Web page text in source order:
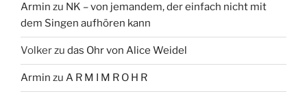
Armin zu NK – von jemandem, der einfach nicht mit
dem Singen aufhören kann
Volkerzu das Ohr von Alice Weidel
Armin zu A R M I M R O H R